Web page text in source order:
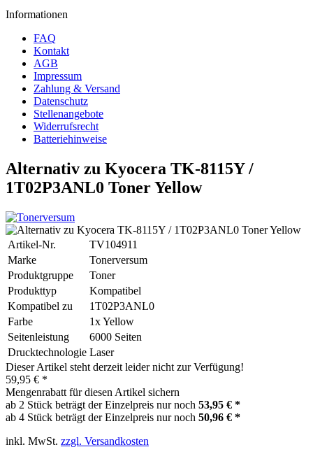
Informationen
FAQ
Kontakt
AGB
Impressum
Zahlung & Versand
Datenschutz
Stellenangebote
Widerrufsrecht
Batteriehinweise
Alternativ zu Kyocera TK-8115Y /
1T02P3ANL0 Toner Yellow
Artikel-Nr.
TV104911
Marke
Tonerversum
Produktgruppe
Toner
Produkttyp
Kompatibel
Kompatibel zu
1T02P3ANL0
Farbe
1x Yellow
Seitenleistung
6000 Seiten
Drucktechnologie Laser
Dieser Artikel steht derzeit leider nicht zur Verfügung!
59,95 € *
Mengenrabatt für diesen Artikel sichern
ab 2 Stück beträgt der Einzelpreis nur noch 53,95 € *
ab 4 Stück beträgt der Einzelpreis nur noch 50,96 € *
inkl. MwSt. zzgl. Versandkosten